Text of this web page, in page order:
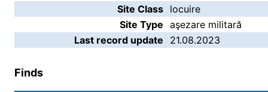
Site Class locuire
Site Type aşezare militară
Last record update
21.08.2023
Finds